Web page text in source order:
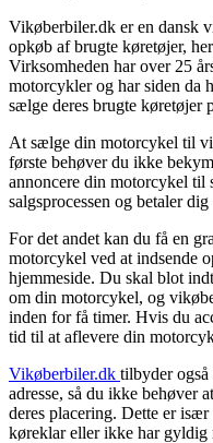
Vikøberbiler.dk er en dansk
opkøb af brugte køretøjer,
Virksomheden har over 25
motorcykler og har siden da
sælge deres brugte køretøjer
At sælge din motorcykel til
første behøver du ikke
annoncere din motorcykel til
salgsprocessen og betaler
For det andet kan du få en
motorcykel ved at indsende
hjemmeside. Du skal blot
om din motorcykel, og
inden for få timer. Hvis du
tid til at aflevere din
Vikøberbiler.dk tilbyder
adresse, så du ikke behøver
deres placering. Dette er
køreklar eller ikke har gyldig